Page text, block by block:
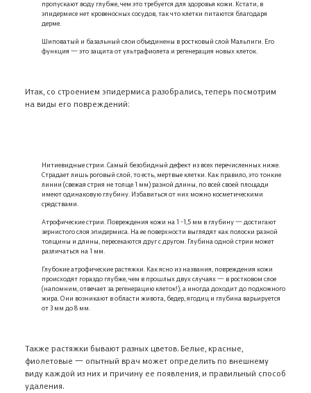
пропускают воду глубже, чем это требуется для здоровья кожи. Кстати, в
эпидермисе нет кровеносных сосудов, так что клетки питаются благодаря
дерме.
Шиповатый и базальный слои объединены в ростковый слой Мальпиги. Его
функция 一 это защита от ультрафиолета и регенерация новых клеток.
Итак, со строением эпидермиса разобрались, теперь посмотрим
на виды его повреждений:
Нитиевидные стрии. Самый безобидный дефект из всех перечисленных ниже.
Страдает лишь роговый слой, то есть, мертвые клетки. Как правило, это тонкие
линии (свежая стрия не толще 1 мм) разной длины, по всей своей площади
имеют одинаковую глубину. Избавиться от них можно косметическими
средствами.
Атрофические стрии. Повреждения кожи на 1 -1,5 мм в глубину 一 достигают
зернистого слоя эпидермиса. На ее поверхности выглядят как полоски разной
толщины и длины, пересекаются друг с другом. Глубина одной стрии может
различаться на 1 мм.
Глубокие атрофические растяжки. Как ясно из названия, повреждения кожи
происходят гораздо глубже, чем в прошлых двух случаях 一 в ростковом слое
(напомним, отвечает за регенерацию клеток!), а иногда доходит до подкожного
жира. Они возникают в области живота, бедер, ягодиц и глубина варьируется
от 3 мм до 8 мм.
Также растяжки бывают разных цветов. Белые, красные,
фиолетовые 一 опытный врач может определить по внешнему
виду каждой из них и причину ее появления, и правильный способ
удаления.